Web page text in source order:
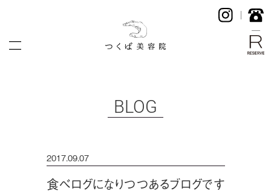
BLOG
2017.09.07
食べログになりつつあるブログです